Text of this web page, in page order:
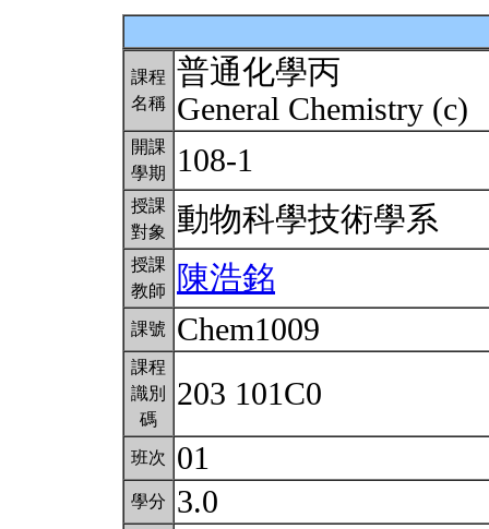
課程
名稱
普通化學丙
General Chemistry (c)
開課
學期
108-1
授課
對象
動物科學技術學系
授課
教師
陳浩銘
課號 Chem1009
課程
識別
碼
203 101C0
班次 01
學分 3.0